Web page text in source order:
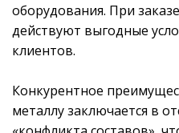
оборудования. При
действуют выгодные
клиентов.
Конкурентное
металлу заключается в